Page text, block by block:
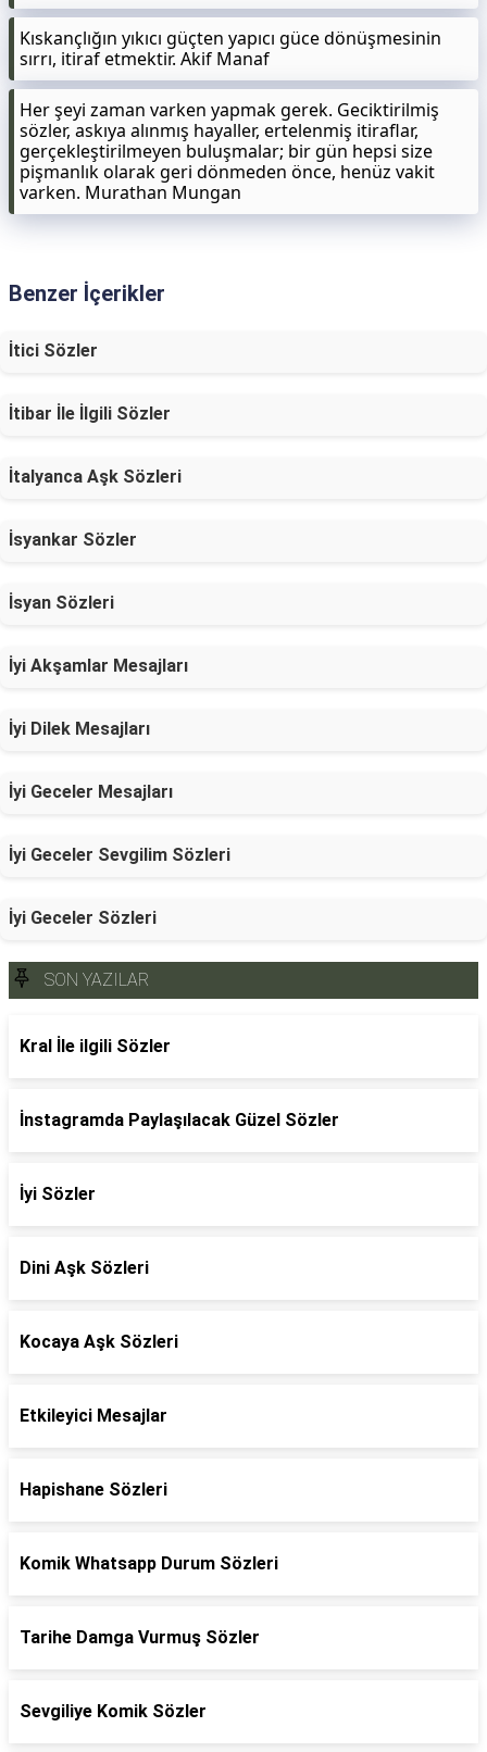
Kıskançlığın yıkıcı güçten yapıcı güce dönüşmesinin
sırrı, itiraf etmektir. Akif Manaf
Her şeyi zaman varken yapmak gerek. Geciktirilmiş
sözler, askıya alınmış hayaller, ertelenmiş itiraflar,
gerçekleştirilmeyen buluşmalar; bir gün hepsi size
pişmanlık olarak geri dönmeden önce, henüz vakit
varken. Murathan Mungan
Benzer İçerikler
İtici Sözler
İtibar İle İlgili Sözler
İtalyanca Aşk Sözleri
İsyankar Sözler
İsyan Sözleri
İyi Akşamlar Mesajları
İyi Dilek Mesajları
İyi Geceler Mesajları
İyi Geceler Sevgilim Sözleri
İyi Geceler Sözleri
SON YAZILAR
Kral İle ilgili Sözler
İnstagramda Paylaşılacak Güzel Sözler
İyi Sözler
Dini Aşk Sözleri
Kocaya Aşk Sözleri
Etkileyici Mesajlar
Hapishane Sözleri
Komik Whatsapp Durum Sözleri
Tarihe Damga Vurmuş Sözler
Sevgiliye Komik Sözler